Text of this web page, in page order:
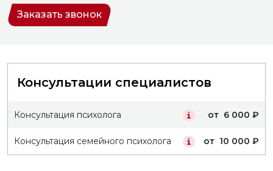
Заказать звонок
Консультации специалистов
Консультация психолога от 6 000 ₽
Консультация семейного психолога от 10 000 ₽